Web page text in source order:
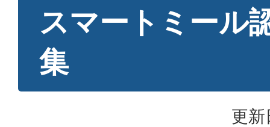
スマートミール
集
更